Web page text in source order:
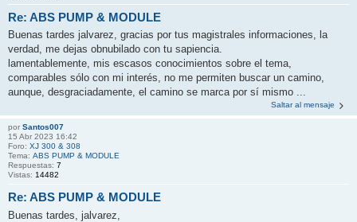
Re: ABS PUMP & MODULE
Buenas tardes jalvarez, gracias por tus magistrales informaciones, la
verdad, me dejas obnubilado con tu sapiencia.
lamentablemente, mis escasos conocimientos sobre el tema,
comparables sólo con mi interés, no me permiten buscar un camino,
aunque, desgraciadamente, el camino se marca por sí mismo ...
Saltar al mensaje
por Santos007
15 Abr 2023 16:42
Foro: XJ 300 & 308
Tema: ABS PUMP & MODULE
Respuestas: 7
Vistas: 14482
Re: ABS PUMP & MODULE
Buenas tardes, jalvarez,